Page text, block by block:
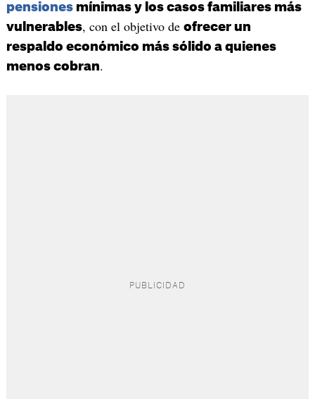
pensionesmínimas y los casos familiares más
vulnerables, con el objetivo de ofrecer un
respaldo económico más sólido a quienes
menos cobran.